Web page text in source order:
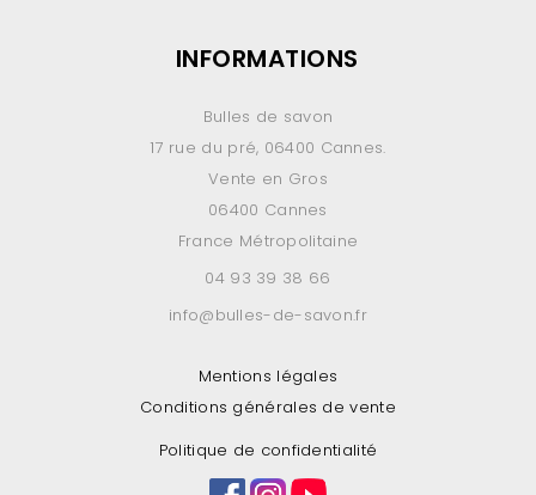
INFORMATIONS
Bulles de savon
17 rue du pré, 06400 Cannes.
Vente en Gros
06400 Cannes
France Métropolitaine
04 93 39 38 66
info@bulles-de-savon.fr
Mentions légales
Conditions générales de vente
Politique de confidentialité